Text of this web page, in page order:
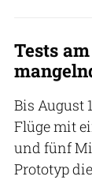
Tests
Bis August
Flüge mit
und fünf
Prototyp